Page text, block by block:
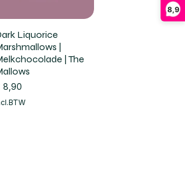
8,9
Liquorice
|
| The
8,90